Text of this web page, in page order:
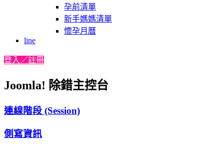
孕前清單
新手媽媽清單
懷孕月曆
line
登入／註冊
Joomla! 除錯主控台
連線階段 (Session)
側寫資訊